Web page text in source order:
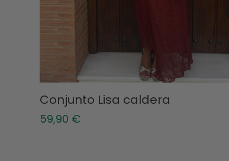
Conjunto Lisa caldera
59,90 €